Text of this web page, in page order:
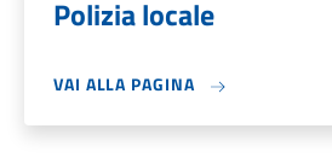
Polizia locale
VAI ALLA PAGINA